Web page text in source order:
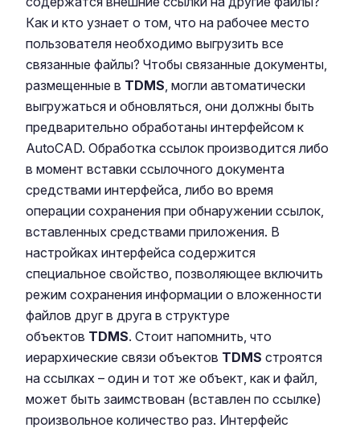
Как и кто узнает о том, что на рабочее место
пользователя необходимо выгрузить все
связанные файлы? Чтобы связанные документы,
размещенные в TDMS, могли автоматически
выгружаться и обновляться, они должны быть
предварительно обработаны интерфейсом к
AutoCAD. Обработка ссылок производится либо
в момент вставки ссылочного документа
средствами интерфейса, либо во время
операции сохранения при обнаружении ссылок,
вставленных средствами приложения. В
настройках интерфейса содержится
специальное свойство, позволяющее включить
режим сохранения информации о вложенности
файлов друг в друга в структуре
объектов TDMS. Стоит напомнить, что
иерархические связи объектов TDMS строятся
на ссылках – один и тот же объект, как и файл,
может быть заимствован (вставлен по ссылке)
произвольное количество раз. Интерфейс